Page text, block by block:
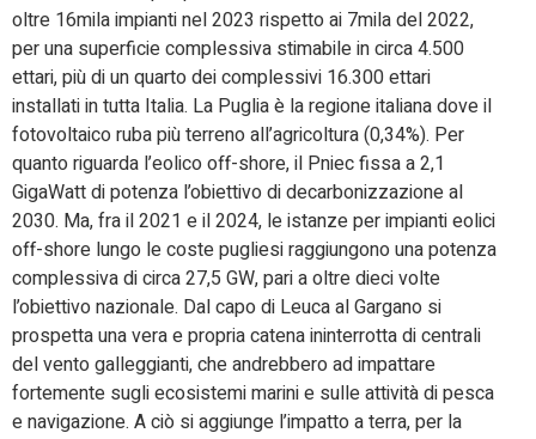
oltre 16mila impianti nel 2023 rispetto ai 7mila del 2022,
per una superficie complessiva stimabile in circa 4.500
ettari, più di un quarto dei complessivi 16.300 ettari
installati in tutta Italia. La Puglia è la regione italiana dove il
fotovoltaico ruba più terreno all’agricoltura (0,34%). Per
quanto riguarda l’eolico off-shore, il Pniec fissa a 2,1
GigaWatt di potenza l’obiettivo di decarbonizzazione al
2030. Ma, fra il 2021 e il 2024, le istanze per impianti eolici
off-shore lungo le coste pugliesi raggiungono una potenza
complessiva di circa 27,5 GW, pari a oltre dieci volte
l’obiettivo nazionale. Dal capo di Leuca al Gargano si
prospetta una vera e propria catena ininterrotta di centrali
del vento galleggianti, che andrebbero ad impattare
fortemente sugli ecosistemi marini e sulle attività di pesca
e navigazione. A ciò si aggiunge l’impatto a terra, per la